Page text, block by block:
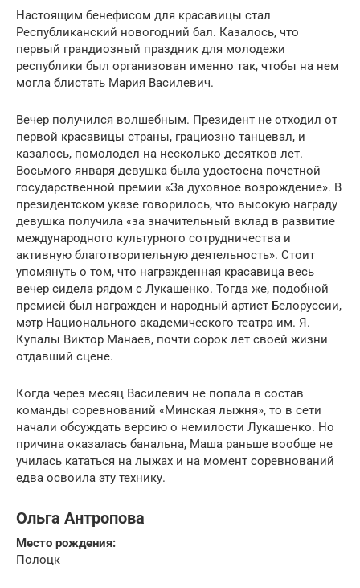
Настоящим бенефисом для красавицы стал
Республиканский новогодний бал. Казалось, что
первый грандиозный праздник для молодежи
республики был организован именно так, чтобы на нем
могла блистать Мария Василевич.
Вечер получился волшебным. Президент не отходил от
первой красавицы страны, грациозно танцевал, и
казалось, помолодел на несколько десятков лет.
Восьмого января девушка была удостоена почетной
государственной премии «За духовное возрождение». В
президентском указе говорилось, что высокую награду
девушка получила «за значительный вклад в развитие
международного культурного сотрудничества и
активную благотворительную деятельность». Стоит
упомянуть о том, что награжденная красавица весь
вечер сидела рядом с Лукашенко. Тогда же, подобной
премией был награжден и народный артист Белоруссии,
мэтр Национального академического театра им. Я.
Купалы Виктор Манаев, почти сорок лет своей жизни
отдавший сцене.
Когда через месяц Василевич не попала в состав
команды соревнований «Минская лыжня», то в сети
начали обсуждать версию о немилости Лукашенко. Но
причина оказалась банальна, Маша раньше вообще не
училась кататься на лыжах и на момент соревнований
едва освоила эту технику.
Ольга Антропова
Место рождения:
Полоцк